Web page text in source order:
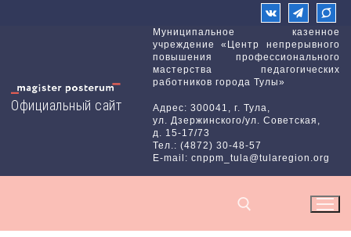
Официальный сайт
Муниципальное казенное
учреждение «Центр непрерывного
повышения профессионального
мастерства педагогических
работников города Тулы»
Адрес: 300041, г. Тула,
ул. Дзержинского/ул. Советская,
д. 15-17/73
Тел.: (4872) 30-48-57
E-mail: cnppm_tula@tularegion.org